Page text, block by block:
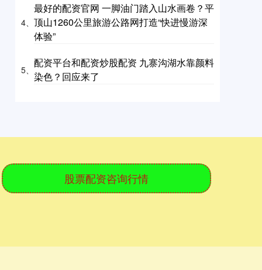
4、
最好的配资官网 一脚油门踏入山水画卷？平
顶山1260公里旅游公路网打造“快进慢游深
体验”
5、
配资平台和配资炒股配资 九寨沟湖水靠颜料
染色？回应来了
股票配资咨询行情